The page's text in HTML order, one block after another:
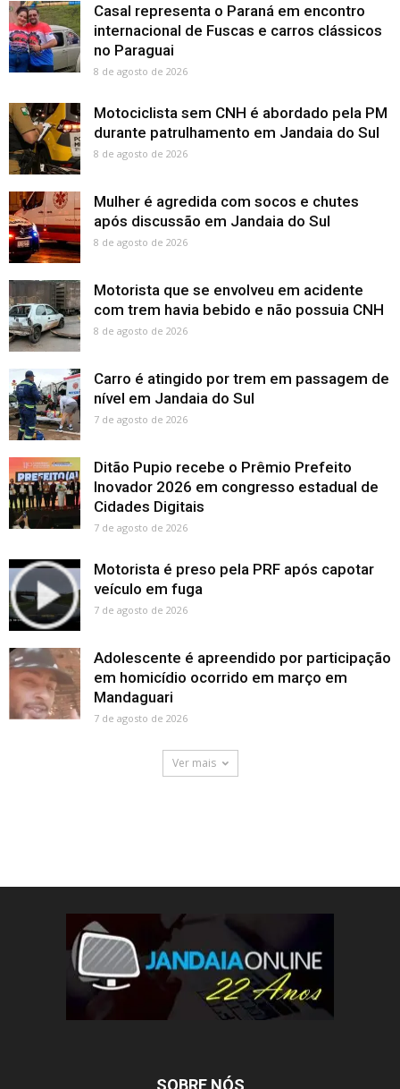
Casal representa o Paraná em encontro
internacional de Fuscas e carros clássicos
no Paraguai
8 de agosto de 2026
Motociclista sem CNH é abordado pela PM
durante patrulhamento em Jandaia do Sul
8 de agosto de 2026
Mulher é agredida com socos e chutes
após discussão em Jandaia do Sul
8 de agosto de 2026
Motorista que se envolveu em acidente
com trem havia bebido e não possuia CNH
8 de agosto de 2026
Carro é atingido por trem em passagem de
nível em Jandaia do Sul
7 de agosto de 2026
Ditão Pupio recebe o Prêmio Prefeito
Inovador 2026 em congresso estadual de
Cidades Digitais
7 de agosto de 2026
Motorista é preso pela PRF após capotar
veículo em fuga
7 de agosto de 2026
Adolescente é apreendido por participação
em homicídio ocorrido em março em
Mandaguari
7 de agosto de 2026
Ver mais